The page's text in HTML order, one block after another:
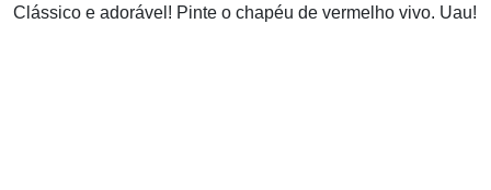
Clássico e adorável! Pinte o chapéu de vermelho vivo. Uau!